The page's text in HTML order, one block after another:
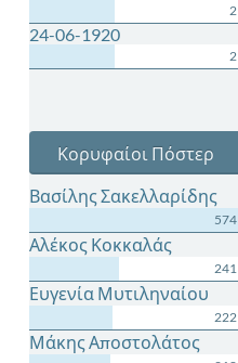
2
24-06-1920
2
Κορυφαίοι Πόστερ
Βασίλης Σακελλαρίδης
574
Αλέκος Κοκκαλάς
241
Ευγενία Μυτιληναίου
222
Μάκης Αποστολάτος